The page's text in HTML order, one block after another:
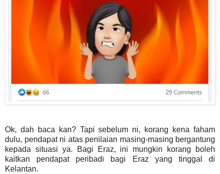
Ok, dah baca kan? Tapi sebelum ni, korang kena faham
dulu, pendapat ni atas penilaian masing-masing bergantung
kepada situasi ya. Bagi Eraz, ini mungkin korang boleh
kaitkan pendapat peribadi bagi Eraz yang tinggal di
Kelantan.